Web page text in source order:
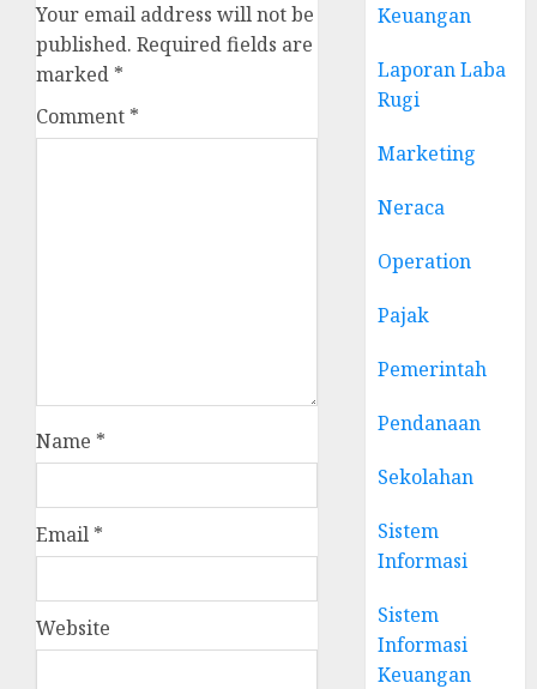
Your email address will not be
published. Required fields are
marked *
Comment *
Name *
Email *
Website
Keuangan
Laporan Laba
Rugi
Marketing
Neraca
Operation
Pajak
Pemerintah
Pendanaan
Sekolahan
Sistem
Informasi
Sistem
Informasi
Keuangan